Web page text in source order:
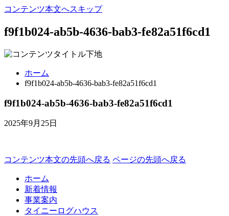
コンテンツ本文へスキップ
f9f1b024-ab5b-4636-bab3-fe82a51f6cd1
ホーム
f9f1b024-ab5b-4636-bab3-fe82a51f6cd1
f9f1b024-ab5b-4636-bab3-fe82a51f6cd1
2025年9月25日
コンテンツ本文の先頭へ戻る ページの先頭へ戻る
ホーム
新着情報
事業案内
タイニーログハウス